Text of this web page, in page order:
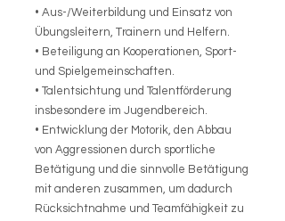
• Aus-/Weiterbildung und Einsatz von
Übungsleitern, Trainern und Helfern.
• Beteiligung an Kooperationen, Sport-
und Spielgemeinschaften.
• Talentsichtung und Talentförderung
insbesondere im Jugendbereich.
• Entwicklung der Motorik, den Abbau
von Aggressionen durch sportliche
Betätigung und die sinnvolle Betätigung
mit anderen zusammen, um dadurch
Rücksichtnahme und Teamfähigkeit zu